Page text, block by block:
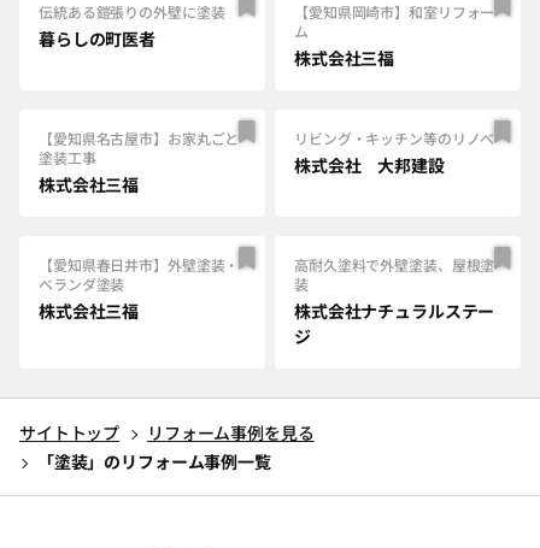
伝統ある鎧張りの外壁に塗装
暮らしの町医者
【愛知県岡崎市】和室リフォー
ム
株式会社三福
【愛知県名古屋市】お家丸ごと
塗装工事
株式会社三福
リビング・キッチン等のリノベ
株式会社 大邦建設
【愛知県春日井市】外壁塗装・
ベランダ塗装
株式会社三福
高耐久塗料で外壁塗装、屋根塗
装
株式会社ナチュラルステー
ジ
サイトトップ
リフォーム事例を見る
「塗装」のリフォーム事例一覧